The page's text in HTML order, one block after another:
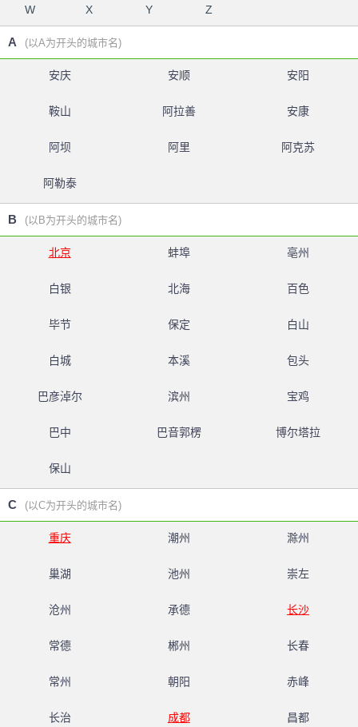
W X Y Z
A (以A为开头的城市名)
安庆 安顺 安阳
鞍山 阿拉善 安康
阿坝 阿里 阿克苏
阿勒泰
B (以B为开头的城市名)
北京 蚌埠 亳州
白银 北海 百色
毕节 保定 白山
白城 本溪 包头
巴彦淖尔 滨州 宝鸡
巴中 巴音郭楞 博尔塔拉
保山
C (以C为开头的城市名)
重庆 潮州 滁州
巢湖 池州 崇左
沧州 承德 长沙
常德 郴州 长春
常州 朝阳 赤峰
长治 成都 昌都